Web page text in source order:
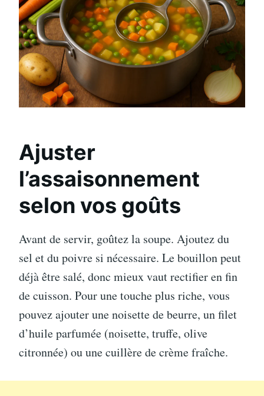
Ajuster
l’assaisonnement
selon vos goûts
Avant de servir, goûtez la soupe. Ajoutez du
sel et du poivre si nécessaire. Le bouillon peut
déjà être salé, donc mieux vaut rectifier en fin
de cuisson. Pour une touche plus riche, vous
pouvez ajouter une noisette de beurre, un filet
d’huile parfumée (noisette, truffe, olive
citronnée) ou une cuillère de crème fraîche.